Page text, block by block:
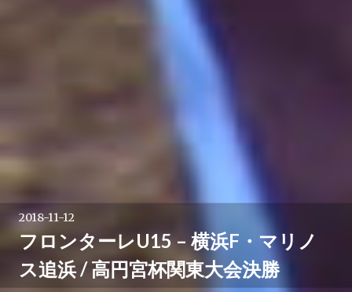
2018-11-12
フロンターレU15 – 横浜F・マリノ
ス追浜 / 高円宮杯関東大会決勝